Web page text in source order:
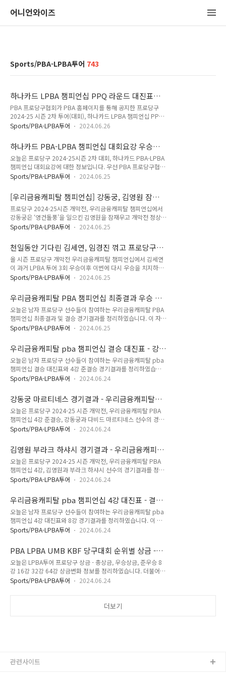
어니언와이즈
Sports/PBA-LPBA투어 743
하나카드 LPBA 챔피언십 PPQ 라운드 대진표
(프로당구 2024-25시즌)
PBA 프로당구협회가 PBA 홈페이지를 통해 공지한 프로당구
2024-25 시즌 2차 투어(대회), 하나카드 LPBA 챔피언십 PPQ
라운드 대진표입니다. LPBA 챔피언십 PPQ 라운드는 프로당구
카드 LPBA 챔피언십 PQ 라운드(128강)로 진출할 수 있습니
다. 2차 예선에 해당하는 하나카드 LPBA 챔피언십 PQ 라운드
(128강)를 통과하면LPBA 챔피언십 64강 시드를 받은 32명의
여자 프로당구선수들이 64강 대진표에서 기다리고 있습니다. 이
들과 32강 진출을 위한 64강 경기를 펼치는 순서를 가지게 됩니
올라 있는 선수들은 그만큼 더 많은 경기에서 승리를 하..
Sports/PBA-LPBA투어 2024.06.26
하나카드 PBA-LPBA 챔피언십 대회요강 우승상
금 경기일정(2024-25시즌)
오늘은 프로당구 2024-25시즌 2차 대회, 하나카드 PBA-LPBA
챔피언십 대회요강에 대한 정보입니다. 우선 PBA 프로당구협회
가 PBA 홈페이지를 통해 공지한 대회요강 개요부터 보고 가겠
기일정(2024-25시즌)안녕하세요, PBA입니다. 대회요강을 첨
부와 같이 공지하오니, 확인하여 주시기 바랍니다. [대회 개요]1.
대회명: 하나카드 PBA-LPBA 챔피언십2. 주최/주관: 사단법인
프로당구협회3. 타이틀스폰서: 하나카드4. 대회일정 - LPBA:
2024년 06월 30일(일) ~ 07월 07일(일) - PBA: 2024년 07월
(킨텍스 제2전시장 1층 7홀..
Sports/PBA-LPBA투어 2024.06.25
[우리금융캐피탈 챔피언십] 강동궁, 김영원 잠재
우고 PBA 프로당구 통산 3회 우승
프로당구 2024-25시즌 개막전, 우리금융캐피탈 챔피언십에서
강동궁은 ‘영건돌풍’을 일으킨 김영원을 잠재우고 개막전 정상이
섰습니다. 이로써 강동궁은 자신의 PBA 투어 두번째 우승이후 3
다. 자세한 내용은 관련 PBA 보도자료 참고 바랍니다. [우리금
융캐피탈 챔피언십] 강동궁, 김영원 잠재우고 PBA 프로당구 통
산 3회 우승 [ 2024 - 06 - 25 PBA 보도자료 ] ‘헐크’ 강동궁
(44∙SK렌터카)이 ‘영건 돌풍’ 김영원(16)을 잠재우고 프로당구
통산 3번째 우승트로피를 들었다. 24일 경기도 고양시 ‘고양
십’ 결승전서 강동궁은 김영원을 세트스코어 4:2(4:1..
Sports/PBA-LPBA투어 2024.06.25
천일동안 기다린 김세연, 임경진 꺾고 프로당구
개막전 정상 - LPBA 통산 4회 우승
올 시즌 프로당구 개막전 우리금융캐피탈 챔피언십에서 김세연
이 과거 LPBA 투어 3회 우승이후 이번에 다시 우승을 치지하기
까지 1000일 이상이나 걸렸습니다. 오늘은 지난 토요일 우리금
회 우승을 차지한 김세연 선수에 대한 PBA보도 자료입니다. 천
일동안 기다린 김세연, 임경진 꺾고 프로당구 개막전 정상 -
LPBA 통산 4회 우승 [2024 - 06 - 25 PBA 보도자료 ] ‘작은 거
인’ 김세연(휴온스)이 1,006일 만에 LPBA 네 번째 우승 트로피
를 추가했다. 23일 경기도 고양시 ‘고양 킨텍스 PBA스타디
은 임경진을 상대로 세트스코어 4:3(11:10, 11:..
Sports/PBA-LPBA투어 2024.06.25
우리금융캐피탈 PBA 챔피언십 최종결과 우승 강
동궁 준우승 김영원
오늘은 남자 프로당구 선수들이 참여하는 우리금융캐피탈 PBA
챔피언십 최종결과 및 결승 경기결과를 정리하였습니다. 이 자료
는 PBA 프로당구협회가 PBA 홈페이지를 통해서 발표한 자료임
프로당구 2024-25시즌 개막전, 우리금융캐피탈 챔피언십 대회
는 24일 PBA 챔피언십 결승전으로 끝으로 막을 내리게 되었습
니다. 우리금융캐피탈 PBA 챔피언십 최종결과, 우승은 강동궁,
준우승은 김영원으로 확정되었습니다. 자세한 내용은 아래사항
참고 바랍니다. 1. 우리금융캐피탈 pba 챔피언십 결
결승전 진출자는 김영원과 강동궁이었습니다. 결승전 경기결과
강..
Sports/PBA-LPBA투어 2024.06.25
우리금융캐피탈 pba 챔피언십 결승 대진표 - 강
동궁 김영원? 우승자는
오늘은 남자 프로당구 선수들이 참여하는 우리금융캐피탈 pba
챔피언십 결승 대진표와 4강 준결승 경기결과를 정리하였습니
다. 이 자료는 PBA 프로당구협회가 PBA 홈페이지를 통해서 발
십 대회는 프로당구 2024-25시즌 개막전으로서 지난 6월 18일
시작되어 오는 24일 준결승 및 결승전을 통하여 우승자를 가리
게 됩니다. 먼저 4강 준결승 경기결과를 보고 가겠습니다. 1. 우
리금융캐피탈 pba 챔피언십 4강 준결승 경기결과 우리금융캐
피탈 PBA 챔피언십 4강 준결승 경기결과에 따른 결승 진출자는
결승 경기 결과에서도 이변과 파란이 많았습니다. 김영원 선
수가 세계 주니어 3쿠..
Sports/PBA-LPBA투어 2024.06.24
강동궁 마르티네스 경기결과 - 우리금융캐피탈
PBA 결승 우승자 전망
오늘은 프로당구 2024-25 시즌 개막전, 우리금융캐피탈 PBA
챔피언십 4강 준결승, 강동궁과 다비드 마르티네스 선수의 경기
결과를 정리했습니다. 강동궁과 다비드 마르티네스는 2019년
선수로 우승도 여려차례한 PBA 강호들입니다. 경기결과를 보기
전에 두 선수의 나이 프로필 및 PBA 프로당구 랭킹을 먼저 확인
하고 들어가겠습니다. 1. 강동궁 다비드 마르티네스 당구선수 나
이 프로필 - 강동궁 당구선수는 누구인가? 강동궁 나이는 1980
년 출생이며, 지난 다섯시즌 (프로당구 2019-24) 동안 PBA 우
상금 랭킹 우승횟수당구선수 강동궁에 대한 모든 것, All ab..
Sports/PBA-LPBA투어 2024.06.24
김영원 부라크 하샤시 경기결과 - 우리금융캐피탈
PBA 챔피언십 결승 진출자
오늘은 프로당구 2024-25 시즌 개막전, 우리금융캐피탈 PBA
챔피언십 4강, 김영원과 부라크 하샤시 선수의 경기결과를 정리
했습니다. 승리한 우리금융캐피탈 PBA 챔피언십 결승 진출자에
기결과를 보기 전에 하샤시와 김영원, 두 선수의 나이 프로필 및
프로당구 PBA 남자 당구 랭킹을 먼저 확인하고 들어가겠습니
다. 세상에 이런 10대 소년들의 프로당구 경기가 다시는 가능할
까요? 바로 그런 경기가 조금전 끝이 났습니다. 1. 김영원 부라크
하샤시 당구선수 나이 프로필 - 김영원 당구선수는 누구인가? 김
인 PBA 드림투어에서 출발하였을뿐 그동안 PBA투어에서는 이
렇다할 성적을 ..
Sports/PBA-LPBA투어 2024.06.24
우리금융캐피탈 pba 챔피언십 4강 대진표 - 결승
우승자 예측
오늘은 남자 프로당구 선수들이 참여하는 우리금융캐피탈 pba
챔피언십 4강 대진표와 8강 경기결과를 정리하였습니다. 이 자
료는 PBA 프로당구협회가 PBA 홈페이지를 통해서 발표한 자료
는 프로당구 2024-25시즌 개막전으로서 지난 6월 18일 시작되
어 오는 24일 준결승 및 결승전을 통하여 우승자를 가리게 됩니
다. 먼저 8강 경기결과를 보고 가겠습니다. 1. 우리금융캐피탈
pba 챔피언십 8강 경기결과 우리금융캐피탈 PBA 챔피언십 8
강 경기결과에 따른 4강 준결승 진출자는 김영원, 부라크 하샤
Sports/PBA-LPBA투어 2024.06.24
PBA LPBA UMB KBF 당구대회 순위별 상금 -
우승 준우승 8강 16강
오늘은 LPBA투어 프로당구 상금 - 총상금, 우승상금, 준우승 8
강 16강 32강 64강 상금변화 정보를 정리하였습니다. 더불어
남자 당구선수들이 참여하는 PBA 투어 상금까지 정리했으며,
회는 지난 6월 초에 프로당구23-24 시즌 개막전부터 여자 프로
Sports/PBA-LPBA투어 2024.06.24
더보기
관련사이트